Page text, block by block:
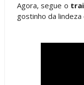
Agora, segue o
gostinho da